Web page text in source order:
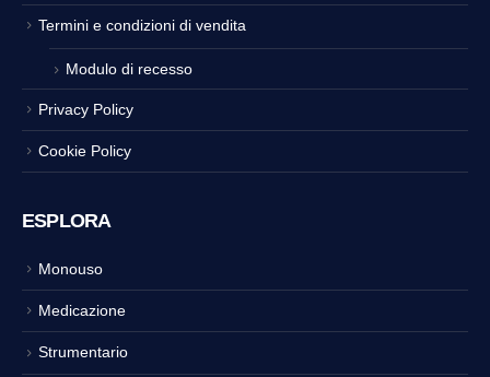
Termini e condizioni di vendita
Modulo di recesso
Privacy Policy
Cookie Policy
ESPLORA
Monouso
Medicazione
Strumentario